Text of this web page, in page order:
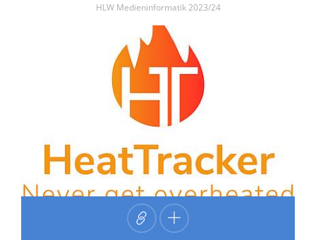
HLW Medieninformatik2023/24